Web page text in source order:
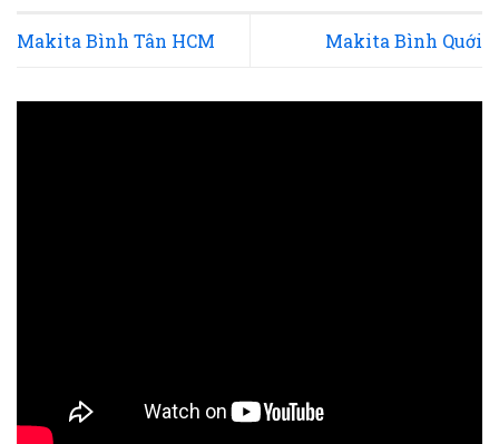
Makita Bình Tân HCM Makita Bình Quới